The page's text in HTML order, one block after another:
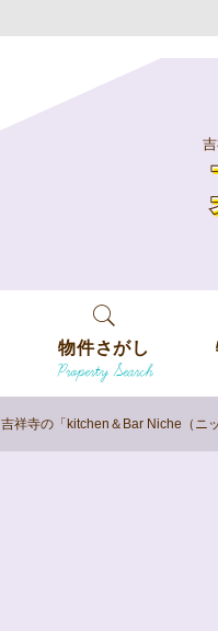
物件さがし
Property Search
す
吉祥寺の「kitchen＆Bar Niche（ニ